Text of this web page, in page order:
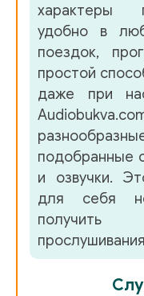
характеры
удобно в
поездок,
простой
даже при
подобранные
и озвучки.
для себя
получить